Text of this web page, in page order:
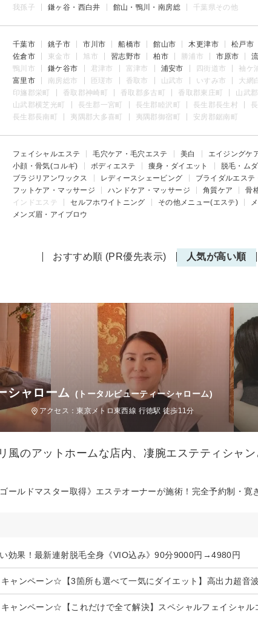
我孫子
鎌ヶ谷・西白井 館山・鴨川・南房総 千葉県その他
千葉市 銚子市 市川市 船橋市 館山市 木更津市 松戸市
佐倉市
東金市 旭市 習志野市 柏市 勝浦市 市原市
鴨川市
鎌ケ谷市 君津市 富津市 浦安市 四街道市 袖ケ
富里市
南房総市 匝瑳市 香取市 山武市 いすみ市 大網
印旛郡栄町
香取郡神崎町 香取郡多古町 香取郡東庄町 山武
山武郡横芝光町
長生郡一宮町 長生郡睦沢町 長生郡長生村
長生郡長南町
夷隅郡大多喜町 夷隅郡御宿町 安房郡鋸南町
フェイシャルエステ 毛穴ケア・毛穴エステ 美白
エイジングケ
小顔・骨気(コルギ)
ボディエステ 痩身・ダイエット 脱毛・ム
ブラジリアンワックス
レディースシェービング ブライダルエス
フットケア・マッサージ
ハンドケア・マッサージ 角質ケア 骨
インドエステ
セルフホワイトニング その他メニュー(エステ)
メンズ眉・アイブロウ
おすすめ順 (PR優先表示) 人気が高い順
シャローム (トータルビューティーシャローム)
アクセス：東京メトロ東西線 行徳駅 徒歩11分
風のアットホームな店内、凄腕エステティシャ
ールドマスター取得》エステオーナーが施術！完全予約制・寛
い効果！最新連射脱毛全身《VIO込み》90分9000円→4980円
ャンペーン☆【3箇所も選べて一気にダイエット】高出力超音波
ャンペーン☆【これだけで全て解決】スペシャルフェイシャル